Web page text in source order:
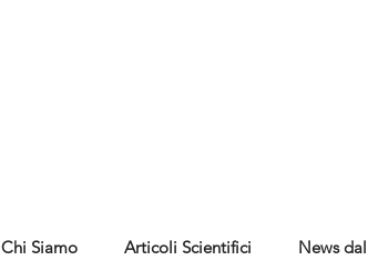
Chi Siamo Articoli Scientifici News